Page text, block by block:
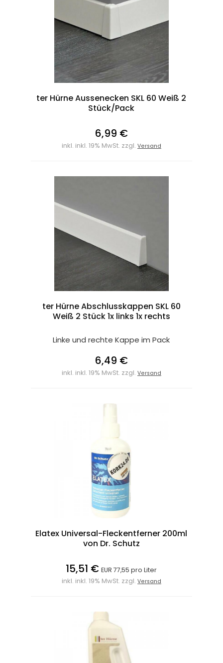
ter Hürne Aussenecken SKL 60 Weiß 2
Stück/Pack
6,99 €
inkl. inkl. 19% MwSt. zzgl. Versand
ter Hürne Abschlusskappen SKL 60
Weiß 2 Stück 1x links 1x rechts
Linke und rechte Kappe im Pack
6,49 €
inkl. inkl. 19% MwSt. zzgl. Versand
Elatex Universal-Fleckentferner 200ml
von Dr. Schutz
15,51 € EUR 77,55 pro Liter
inkl. inkl. 19% MwSt. zzgl. Versand